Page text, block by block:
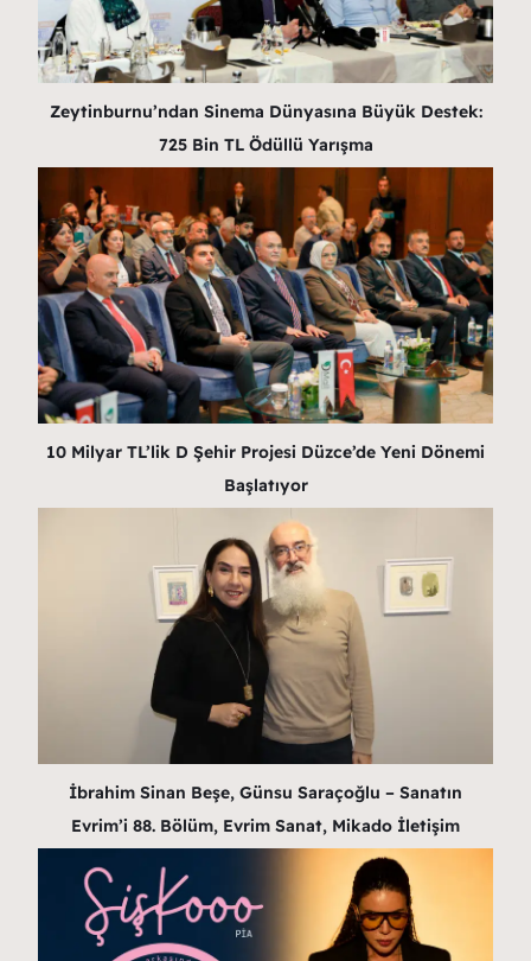
Zeytinburnu’ndan Sinema Dünyasına Büyük Destek:
725 Bin TL Ödüllü Yarışma
10 Milyar TL’lik D Şehir Projesi Düzce’de Yeni Dönemi
Başlatıyor
İbrahim Sinan Beşe, Günsu Saraçoğlu – Sanatın
Evrim’i 88. Bölüm, Evrim Sanat, Mikado İletişim